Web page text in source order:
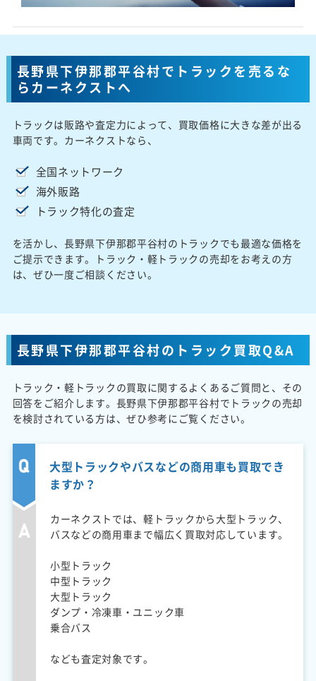
長野県下伊那郡平谷村でトラックを売るな
らカーネクストへ
トラックは販路や査定力によって、買取価格に大きな差が出る
車両です。カーネクストなら、
全国ネットワーク
海外販路
トラック特化の査定
を活かし、長野県下伊那郡平谷村のトラックでも最適な価格を
ご提示できます。トラック・軽トラックの売却をお考えの方
は、ぜひ一度ご相談ください。
長野県下伊那郡平谷村のトラック買取Q&A
トラック・軽トラックの買取に関するよくあるご質問と、その
回答をご紹介します。長野県下伊那郡平谷村でトラックの売却
を検討されている方は、ぜひ参考にご覧ください。
大型トラックやバスなどの商用車も買取でき
ますか？
カーネクストでは、軽トラックから大型トラック、
バスなどの商用車まで幅広く買取対応しています。
小型トラック
中型トラック
大型トラック
ダンプ・冷凍車・ユニック車
乗合バス
なども査定対象です。